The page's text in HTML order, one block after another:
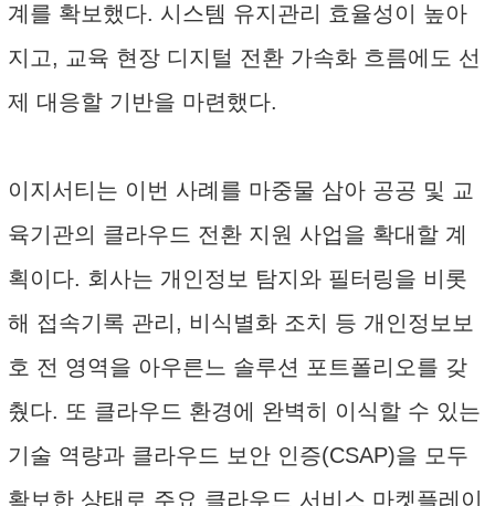
계를 확보했다. 시스템 유지관리 효율성이 높아
지고, 교육 현장 디지털 전환 가속화 흐름에도 선
제 대응할 기반을 마련했다.
이지서티는 이번 사례를 마중물 삼아 공공 및 교
육기관의 클라우드 전환 지원 사업을 확대할 계
획이다. 회사는 개인정보 탐지와 필터링을 비롯
해 접속기록 관리, 비식별화 조치 등 개인정보보
호 전 영역을 아우른느 솔루션 포트폴리오를 갖
췄다. 또 클라우드 환경에 완벽히 이식할 수 있는
기술 역량과 클라우드 보안 인증(CSAP)을 모두
확보한 상태로 주요 클라우드 서비스 마켓플레이